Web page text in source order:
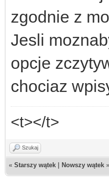
zgodnie z
Jesli
opcje
chociaz
<t></t>
Szukaj
« Starszy wątek Nowszy wątek »